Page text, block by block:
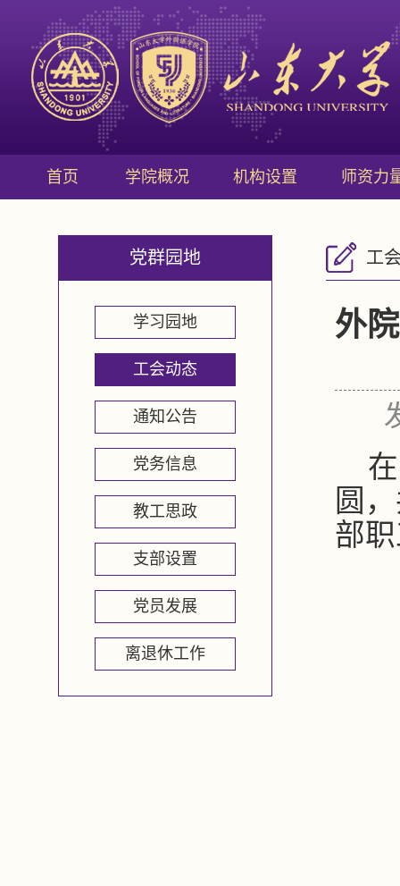
首页 学院概况 机构设置 师资力
党群园地
学习园地
工会动态
通知公告
党务信息
教工思政
支部设置
党员发展
离退休工作
工
外
圆
部